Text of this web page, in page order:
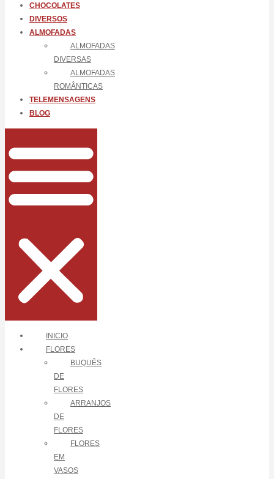
CHOCOLATES
DIVERSOS
ALMOFADAS
ALMOFADAS
DIVERSAS
ALMOFADAS
ROMÂNTICAS
TELEMENSAGENS
BLOG
INICIO
FLORES
BUQUÊS
DE
FLORES
ARRANJOS
DE
FLORES
FLORES
EM
VASOS